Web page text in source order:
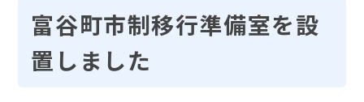
富谷町市制移行準備室を設
置しました